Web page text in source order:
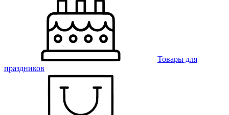
Товары для
праздников